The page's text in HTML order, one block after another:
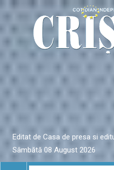
Editat de Casa de presa si
Sâmbătă 08 August 2026